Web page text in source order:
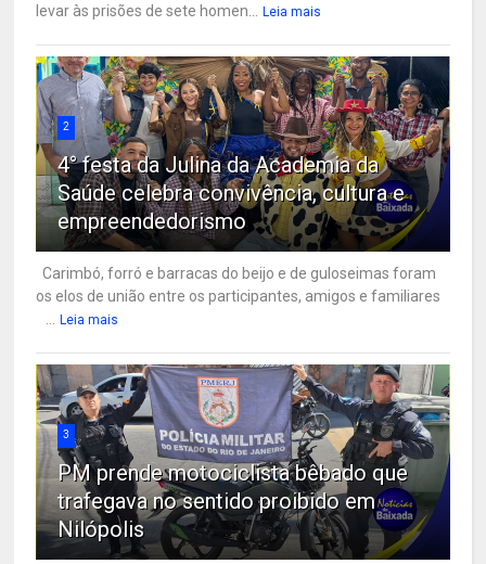
levar às prisões de sete homen...
Leia mais
2
4° festa da Julina da Academia da
Saúde celebra convivência, cultura e
empreendedorismo
Carimbó, forró e barracas do beijo e de guloseimas foram
os elos de união entre os participantes, amigos e familiares
Leia mais
3
PM prende motociclista bêbado que
trafegava no sentido proibido em
Nilópolis